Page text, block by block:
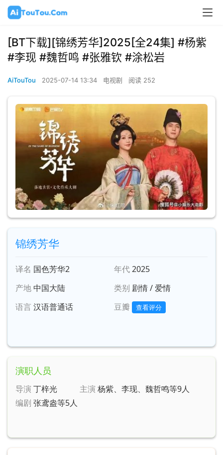
[BT下载][锦绣芳华]2025[全24集] #杨紫
#李现 #魏哲鸣 #张雅钦 #涂松岩
AiTouTou 2025-07-14 13:34 电视剧 阅读 252
锦绣芳华
译名 国色芳华2 年代2025
产地 中国大陆 类别 剧情 / 爱情
语言 汉语普通话 豆瓣 查看评分
演职人员
导演 丁梓光
编剧 张鸢盎等5人
主演 杨紫、李现、魏哲鸣等9人